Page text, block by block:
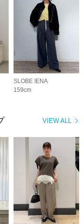
SLOBE IENA
159cm
VIEW ALL